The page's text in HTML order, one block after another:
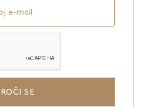
e-mail
SE